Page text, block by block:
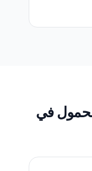
في